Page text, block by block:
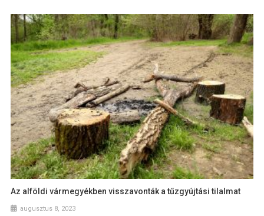
Az alföldi vármegyékben visszavonták a tűzgyújtási tilalmat
augusztus 8, 2023